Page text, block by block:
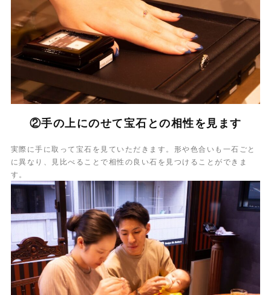
②手の上にのせて宝石との相性を見ます
実際に手に取って宝石を見ていただきます。形や色合いも一石ごと
に異なり、見比べることで相性の良い石を見つけることができま
す。